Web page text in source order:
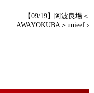
【09/19】阿波良場＜
AWAYOKUBA＞unieef ›